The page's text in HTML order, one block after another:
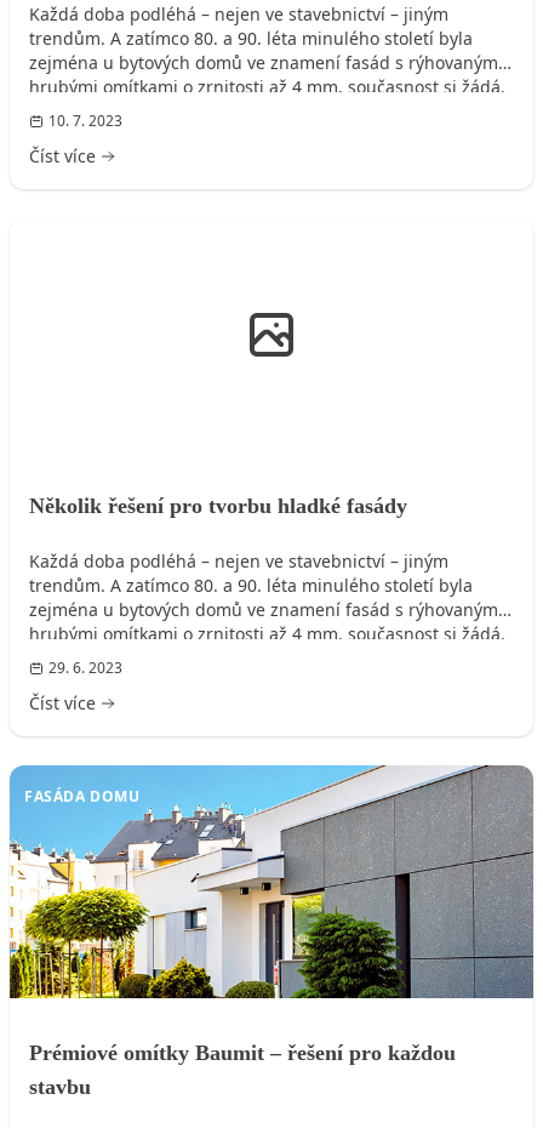
Každá doba podléhá – nejen ve stavebnictví – jiným
trendům. A zatímco 80. a 90. léta minulého století byla
zejména u bytových domů ve znamení fasád s rýhovanými
hrubými omítkami o zrnitosti až 4 mm, současnost si žádá,
skrze přání architektů i investorů, velmi moderní hladké
povrchy fasád. Společnost Baumit se právě hladkými
fasádami zabývá již od roku 2012.
10. 7. 2023
Číst více
Několik řešení pro tvorbu hladké fasády
Každá doba podléhá – nejen ve stavebnictví – jiným
trendům. A zatímco 80. a 90. léta minulého století byla
zejména u bytových domů ve znamení fasád s rýhovanými
hrubými omítkami o zrnitosti až 4 mm, současnost si žádá,
skrze přání architektů i investorů, velmi moderní hladké
povrchy fasád. Společnost Baumit se právě hladkými
fasádami zabývá již od roku 2012.
29. 6. 2023
Číst více
FASÁDA DOMU
Prémiové omítky Baumit – řešení pro každou
stavbu